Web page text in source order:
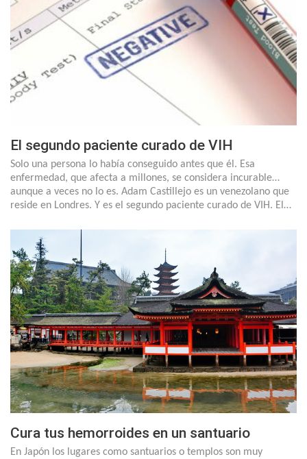
El segundo paciente curado de VIH
Solo una persona lo había conseguido antes que él. Esa
enfermedad, que afecta a millones, se considera incurable…
aunque a veces no lo es. Adam Castillejo es un venezolano que
reside en Londres. Y es el segundo paciente curado de VIH. El…
Cura tus hemorroides en un santuario
En Japón los lugares como santuarios o templos son muy